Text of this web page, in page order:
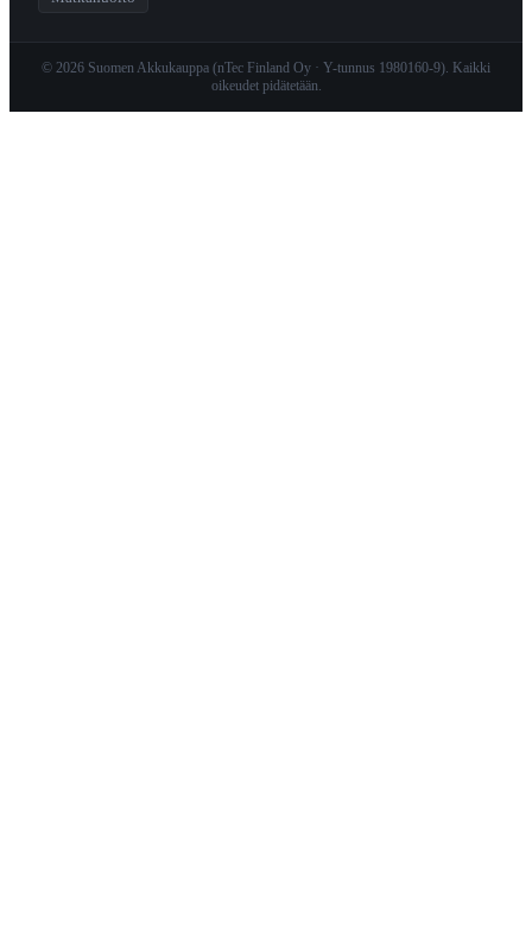
© 2026 Suomen Akkukauppa (nTec Finland Oy · Y-tunnus 1980160-9). Kaikki
oikeudet pidätetään.